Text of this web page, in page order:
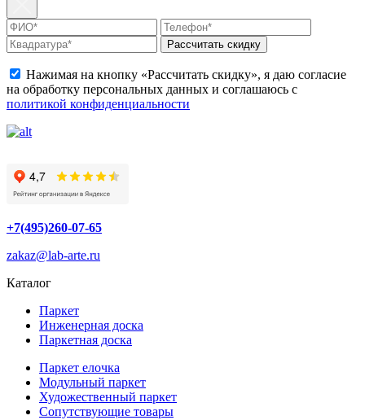
Рассчитать скидку
Нажимая на кнопку «Рассчитать скидку», я даю согласие
на обработку персональных данных и соглашаюсь с
политикой конфиденциальности
+7(495)260-07-65
zakaz@lab-arte.ru
Каталог
Паркет
Инженерная доска
Паркетная доска
Паркет елочка
Модульный паркет
Художественный паркет
Сопутствующие товары